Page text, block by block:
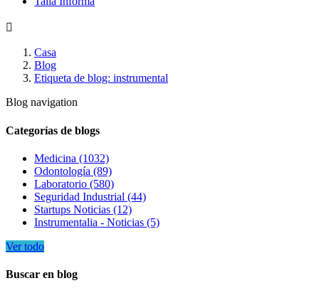

Casa
Blog
Etiqueta de blog: instrumental
Blog navigation
Categorías de blogs
Medicina (1032)
Odontología (89)
Laboratorio (580)
Seguridad Industrial (44)
Startups Noticias (12)
Instrumentalia - Noticias (5)
Ver todo
Buscar en blog